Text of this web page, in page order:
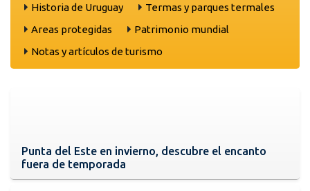
Historia de Uruguay
Termas y parques termales
Areas protegidas
Patrimonio mundial
Notas y artículos de turismo
Punta del Este en invierno, descubre el encanto
fuera de temporada